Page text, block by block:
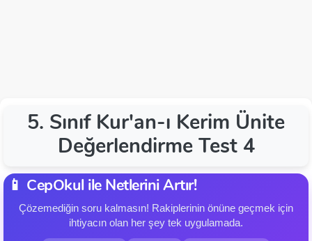
5. Sınıf Kur'an-ı Kerim Ünite
Değerlendirme Test 4
📱 CepOkul ile Netlerini Artır!
Çözemediğin soru kalmasın! Rakiplerinin önüne geçmek için
ihtiyacın olan her şey tek uygulamada.